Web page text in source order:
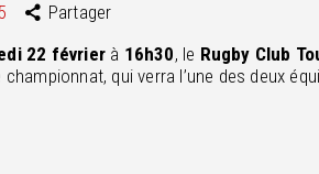
Partager
22 février à 16h30, le Rugby Club
qui verra l’une des deux